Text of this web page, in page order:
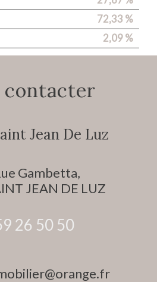
72,33 %
2,09 %
contacter
Jean De Luz
Gambetta,
JEAN DE LUZ
26 50 50